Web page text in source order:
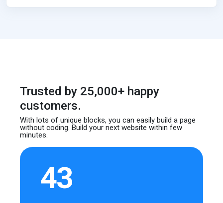
Trusted by 25,000+ happy
customers.
With lots of unique blocks, you can easily builda page
without coding. Build your next websitewithin few
minutes.
43